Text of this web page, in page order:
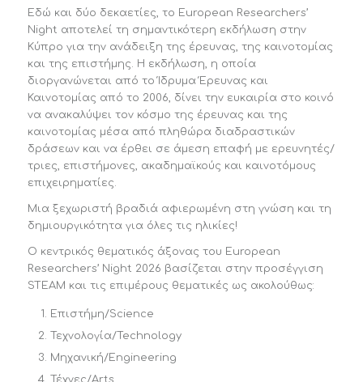
Εδώ και δύο δεκαετίες, το European Researchers’
Night αποτελεί τη σημαντικότερη εκδήλωση στην
Κύπρο για την ανάδειξη της έρευνας, της καινοτομίας
και της επιστήμης. Η εκδήλωση, η οποία
διοργανώνεται από το Ίδρυμα Έρευνας και
Καινοτομίας από το 2006, δίνει την ευκαιρία στο κοινό
να ανακαλύψει τον κόσμο της έρευνας και της
καινοτομίας μέσα από πληθώρα διαδραστικών
δράσεων και να έρθει σε άμεση επαφή με ερευνητές/
τριες, επιστήμονες, ακαδημαϊκούς και καινοτόμους
επιχειρηματίες.
Μια ξεχωριστή βραδιά αφιερωμένη στη γνώση και τη
δημιουργικότητα για όλες τις ηλικίες!
Ο κεντρικός θεματικός άξονας του European
Researchers’ Night 2026 βασίζεται στην προσέγγιση
STEAM και τις επιμέρους θεματικές ως ακολούθως:
Επιστήμη/Science
Τεχνολογία/Technology
Μηχανική/Engineering
Τέχνες/Arts